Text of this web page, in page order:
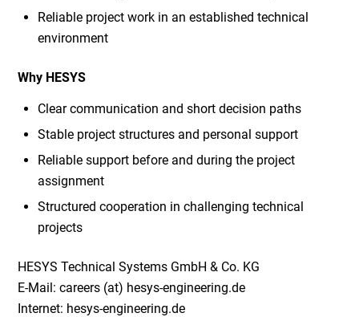
Reliable project work in an established technical
environment
Why HESYS
Clear communication and short decision paths
Stable project structures and personal support
Reliable support before and during the project
assignment
Structured cooperation in challenging technical
projects
HESYS Technical Systems GmbH & Co. KG
E-Mail: careers (at) hesys-engineering.de
Internet: hesys-engineering.de